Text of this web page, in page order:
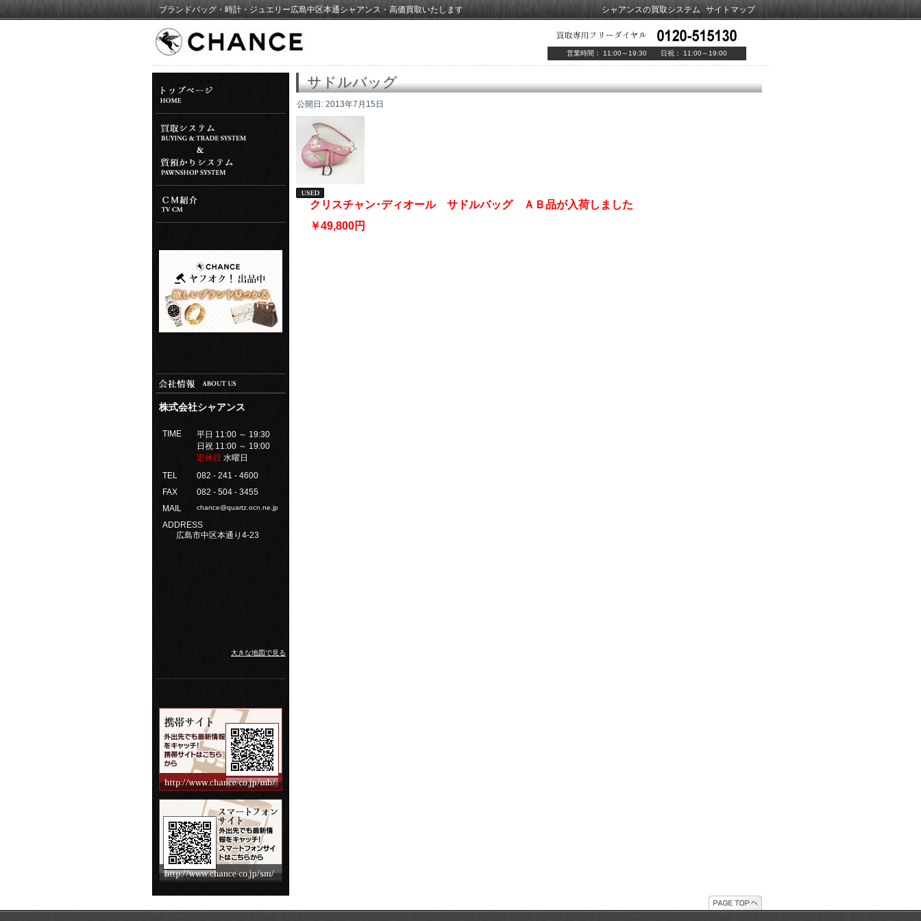
シャアンスの買取システム サイトマップ
ブランドバッグ・時計・ジュエリー広島中区本通シャアンス・高価買取いたします
営業時間： 11:00～19:30 日祝： 11:00～19:00
株式会社シャアンス
TIME
平日 11:00 ～ 19:30
日祝 11:00 ～ 19:00
定休日 水曜日
TEL
082 - 241 - 4600
FAX
082 - 504 - 3455
MAIL
chance@quartz.ocn.ne.jp
ADDRESS
広島市中区本通り4-23
大きな地図で見る
サドルバッグ
公開日: 2013年7月15日
クリスチャン･ディオール サドルバッグ ＡＢ品が入荷しました
￥49,800円